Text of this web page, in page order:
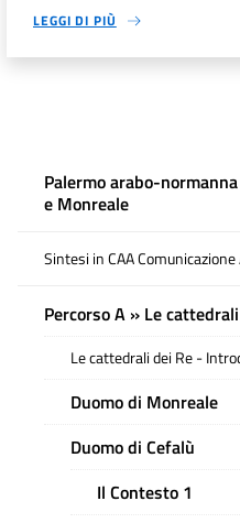
LEGGI DI PIÙ
Palermo arabo-
e Monreale
Sintesi in CAA
Percorso A » Le
Le cattedrali dei Re -
Duomo di Monreale
Duomo di Cefalù
Il Contesto 1